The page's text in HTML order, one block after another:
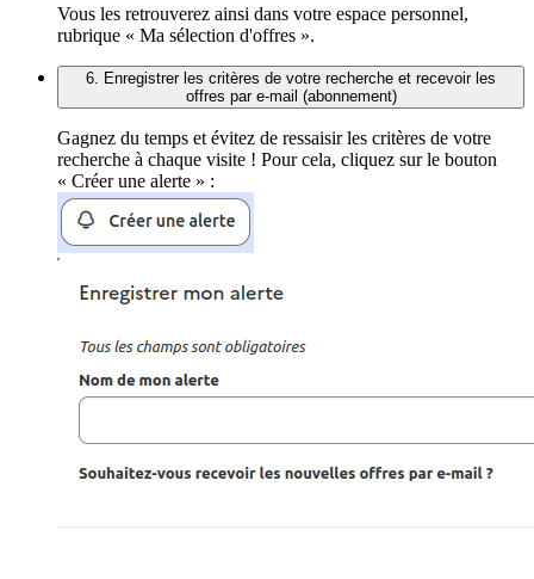
Vous les retrouverez ainsi dans votre espace personnel,
rubrique « Ma sélection d'offres ».
6. Enregistrer les critères de votre recherche et recevoir les
offres par e-mail (abonnement)
Gagnez du temps et évitez de ressaisir les critères de votre
recherche à chaque visite ! Pour cela, cliquez sur le bouton
« Créer une alerte » :